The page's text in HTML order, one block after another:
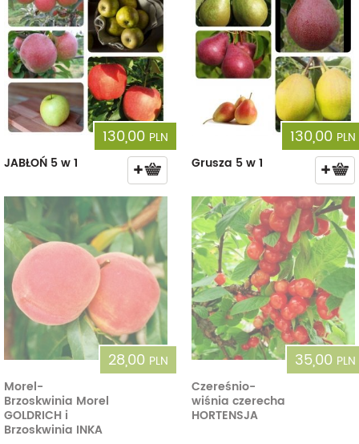
130,00 PLN
JABŁOŃ 5 w 1
130,00 PLN
Grusza 5 w 1
28,00 PLN
Morel-
Brzoskwinia Morel
GOLDRICH i
Brzoskwinia INKA
35,00 PLN
Czereśnio-
wiśnia czerecha
HORTENSJA